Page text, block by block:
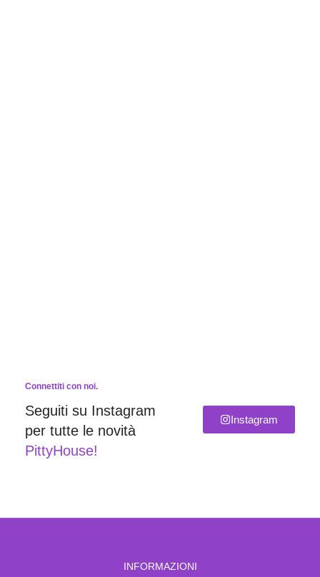
Connettiti con noi.
Seguiti su Instagram
per tutte le novità
PittyHouse!
Instagram
INFORMAZIONI